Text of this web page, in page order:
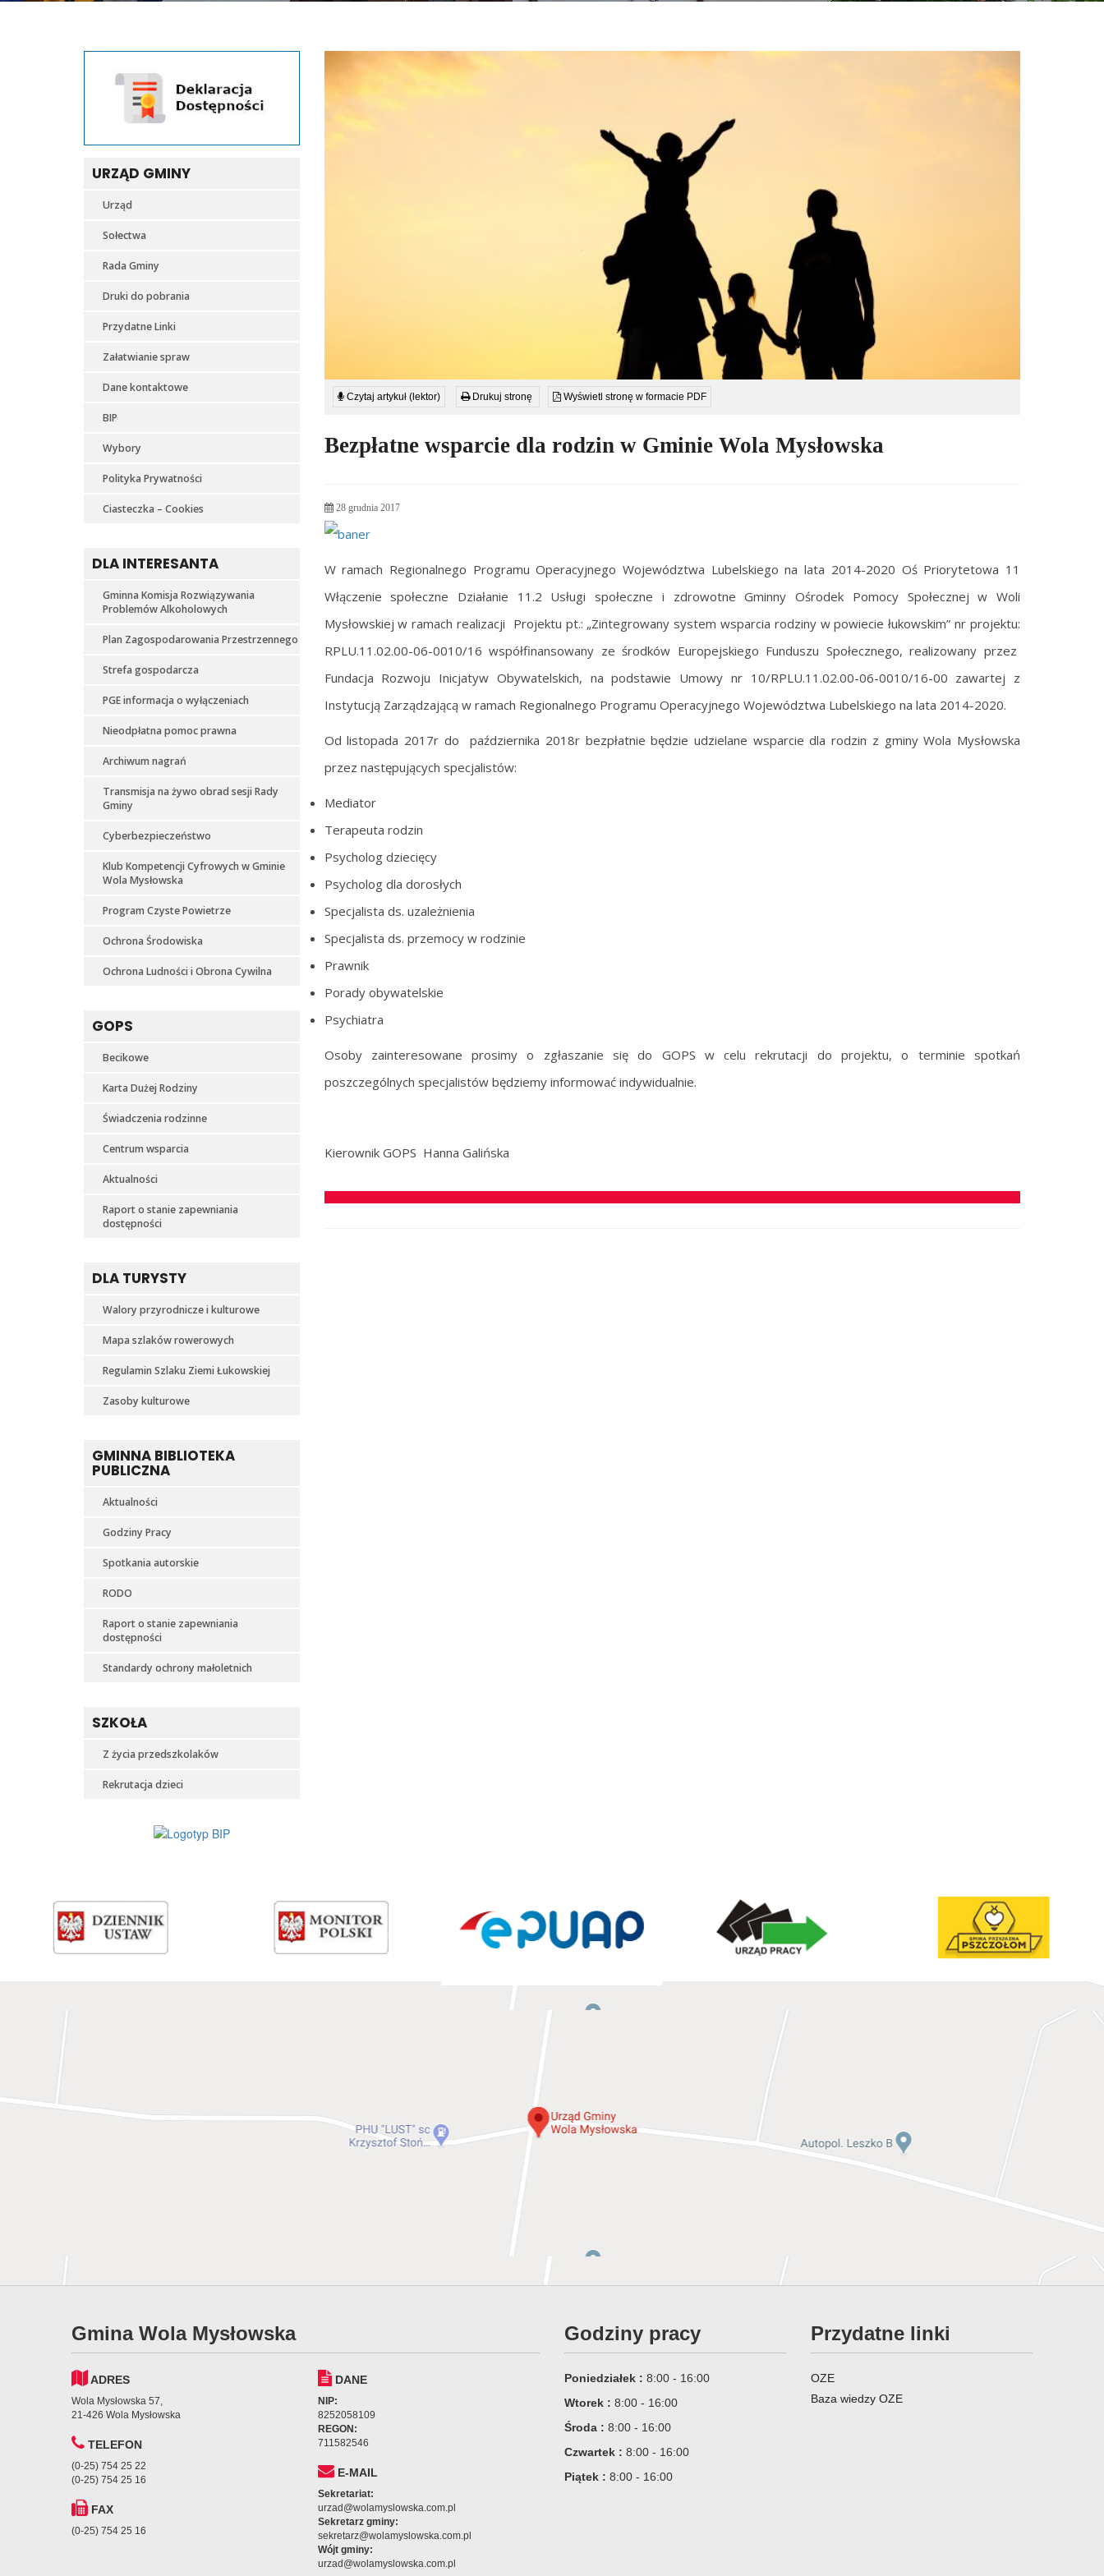
URZĄD GMINY
Urząd
Sołectwa
Rada Gminy
Druki do pobrania
Przydatne Linki
Załatwianie spraw
Dane kontaktowe
BIP
Wybory
Polityka Prywatności
Ciasteczka – Cookies
DLA INTERESANTA
Gminna Komisja Rozwiązywania
Problemów Alkoholowych
Plan Zagospodarowania Przestrzennego
Strefa gospodarcza
PGE informacja o wyłączeniach
Nieodpłatna pomoc prawna
Archiwum nagrań
Transmisja na żywo obrad sesji Rady
Gminy
Cyberbezpieczeństwo
Klub Kompetencji Cyfrowych w Gminie
Wola Mysłowska
Program Czyste Powietrze
Ochrona Środowiska
Ochrona Ludności i Obrona Cywilna
GOPS
Becikowe
Karta Dużej Rodziny
Świadczenia rodzinne
Centrum wsparcia
Aktualności
Raport o stanie zapewniania
dostępności
DLA TURYSTY
Walory przyrodnicze i kulturowe
Mapa szlaków rowerowych
Regulamin Szlaku Ziemi Łukowskiej
Zasoby kulturowe
GMINNA BIBLIOTEKA
PUBLICZNA
Aktualności
Godziny Pracy
Spotkania autorskie
RODO
Raport o stanie zapewniania
dostępności
Standardy ochrony małoletnich
SZKOŁA
Z życia przedszkolaków
Rekrutacja dzieci
Czytaj artykuł (lektor) Drukuj stronę Wyświetl stronę w formacie PDF
Bezpłatne wsparcie dla rodzin w Gminie Wola Mysłowska
28 grudnia 2017
W ramach Regionalnego Programu Operacyjnego Województwa Lubelskiego na lata 2014-2020 Oś Priorytetowa 11
Włączenie społeczne Działanie 11.2 Usługi społeczne i zdrowotne Gminny Ośrodek Pomocy Społecznej w Woli
Mysłowskiej w ramach realizacji Projektu pt.: „Zintegrowany system wsparcia rodziny w powiecie łukowskim” nr projektu:
RPLU.11.02.00-06-0010/16 współfinansowany ze środków Europejskiego Funduszu Społecznego, realizowany przez
Fundacja Rozwoju Inicjatyw Obywatelskich, na podstawie Umowy nr 10/RPLU.11.02.00-06-0010/16-00 zawartej z
Instytucją Zarządzającą w ramach Regionalnego Programu Operacyjnego Województwa Lubelskiego na lata 2014-2020.
Od listopada 2017r do października 2018r bezpłatnie będzie udzielane wsparcie dla rodzin z gminy Wola Mysłowska
przez następujących specjalistów:
Mediator
Terapeuta rodzin
Psycholog dziecięcy
Psycholog dla dorosłych
Specjalista ds. uzależnienia
Specjalista ds. przemocy w rodzinie
Prawnik
Porady obywatelskie
Psychiatra
Osoby zainteresowane prosimy o zgłaszanie się do GOPS w celu rekrutacji do projektu, o terminie spotkań
poszczególnych specjalistów będziemy informować indywidualnie.
Kierownik GOPS Hanna Galińska
Gmina Wola Mysłowska
ADRES
Wola Mysłowska 57,
21-426 Wola Mysłowska
TELEFON
(0-25) 754 25 22
(0-25) 754 25 16
FAX
(0-25) 754 25 16
DANE
NIP:
8252058109
REGON:
711582546
E-MAIL
Sekretariat:
urzad@wolamyslowska.com.pl
Sekretarz gminy:
sekretarz@wolamyslowska.com.pl
Wójt gminy:
urzad@wolamyslowska.com.pl
Godziny pracy
Poniedziałek : 8:00 - 16:00
Wtorek : 8:00 - 16:00
Środa : 8:00 - 16:00
Czwartek : 8:00 - 16:00
Piątek : 8:00 - 16:00
Przydatne linki
OZE
Baza wiedzy OZE